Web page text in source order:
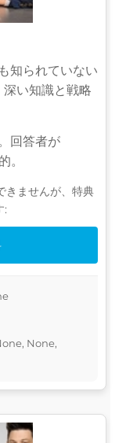
知られていない
い知識と戦略
回答者が
。
きませんが、特典
:
None,